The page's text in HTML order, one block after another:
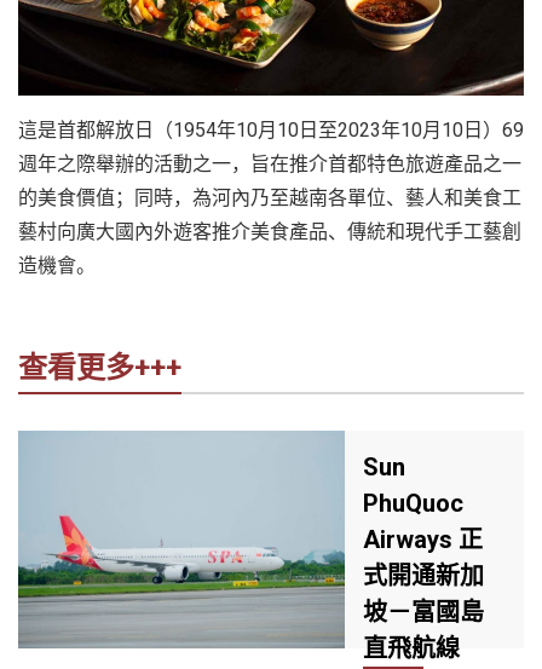
這是首都解放日（1954年10月10日至2023年10月10日）69
週年之際舉辦的活動之一，旨在推介首都特色旅遊產品之一
的美食價值；同時，為河內乃至越南各單位、藝人和美食工
藝村向廣大國內外遊客推介美食產品、傳統和現代手工藝創
造機會。
查看更多+++
Sun
PhuQuoc
Airways 正
式開通新加
坡－富國島
直飛航線